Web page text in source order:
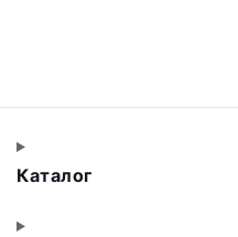
Каталог